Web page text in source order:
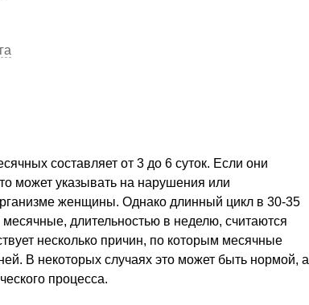
составляет от 3 до 6 суток. Если они
может указывать на нарушения или
женщины. Однако длинный цикл в 30-35
длительностью в неделю, считаются
несколько причин, по которым месячные
В некоторых случаях это может быть нормой, а
процесса.